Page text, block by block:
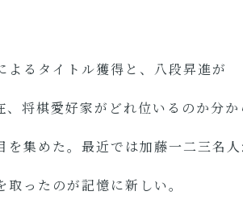
るタイトル獲得と、八段昇進が
将棋愛好家がどれ位いるのか分
を集めた。最近では加藤一二三名
ったのが記憶に新しい。